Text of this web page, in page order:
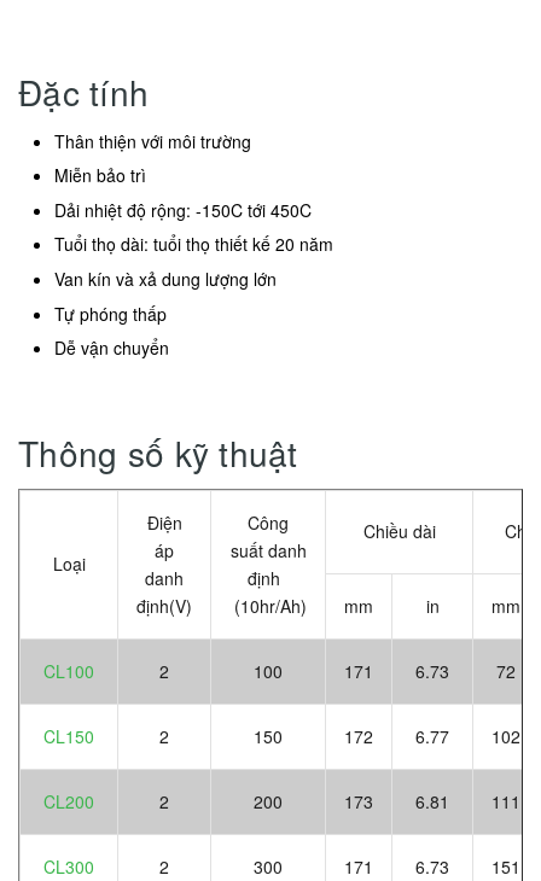
Đặc tính
Thân thiện với môi trường
Miễn bảo trì
Dải nhiệt độ rộng: -150C tới 450C
Tuổi thọ dài: tuổi thọ thiết kế 20 năm
Van kín và xả dung lượng lớn
Tự phóng thấp
Dễ vận chuyển
Thông số kỹ thuật
Loại
Điện
áp
danh
định(V)
Công
suất danh
định
(10hr/Ah)
Chiều dài
mm in mm
CL100 2 100 171 6.73 72
CL150 2 150 172 6.77 102
CL200 2 200 173 6.81 111
CL300 2 300 171 6.73 151